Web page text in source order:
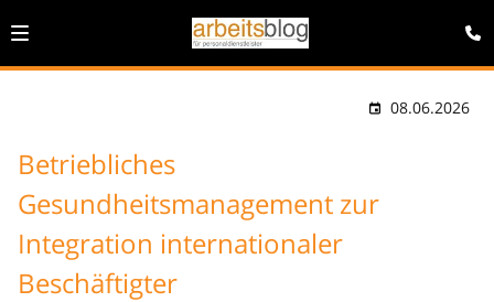
08.06.2026
Betriebliches
Gesundheitsmanagement zur
Integration internationaler
Beschäftigter